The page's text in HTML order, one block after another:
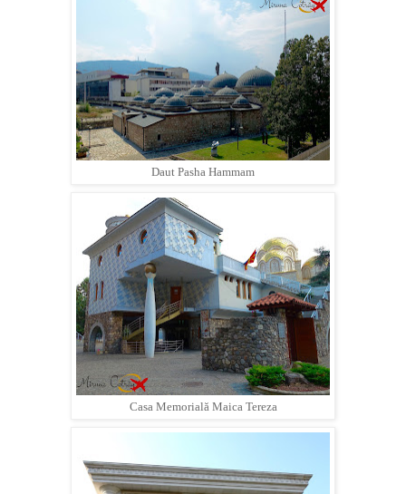
Daut Pasha Hammam
Casa Memorială Maica Tereza